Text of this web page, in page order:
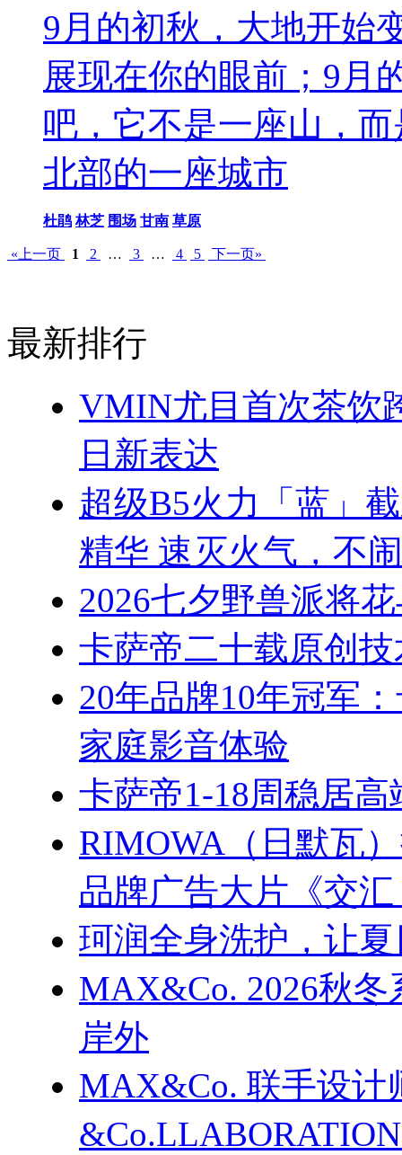
9月的初秋，大地开始
展现在你的眼前；9月
吧，它不是一座山，
北部的一座城市
杜鹃 林芝 围场 甘南 草原
«上一页 1 2 … 3 … 4 5 下一页»
最新排行
VMIN尤目首次茶饮
日新表达
超级B5火力「蓝」
精华 速灭火气，不
2026七夕野兽派将
卡萨帝二十载原创
20年品牌10年冠军
家庭影音体验
卡萨帝1-18周稳居
RIMOWA（日默瓦
品牌广告大片《交
珂润全身洗护，让
MAX&Co. 2026秋
岸外
MAX&Co. 联手设计